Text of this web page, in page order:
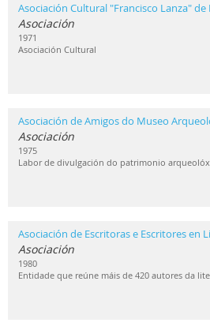
Asociación Cultural "Francisco Lanza" de
Asociación
1971
Asociación Cultural
Asociación de Amigos do Museo
Asociación
1975
Labor de divulgación do patrimonio
Asociación de Escritoras e Escritores en
Asociación
1980
Entidade que reúne máis de 420 autores da